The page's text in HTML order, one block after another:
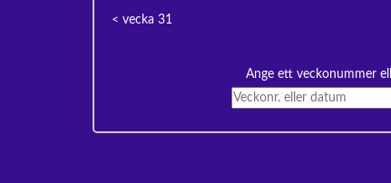
< vecka 31
Ange ett veckonummer